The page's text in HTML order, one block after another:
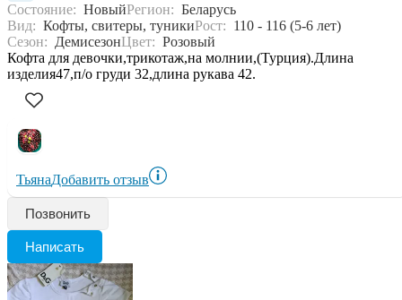
Состояние: НовыйРегион: Беларусь
Вид: Кофты, свитеры, туникиРост: 110 - 116 (5-6 лет)
Сезон: ДемисезонЦвет: Розовый
Кофта для девочки,трикотаж,на молнии,(Турция).Длина
изделия47,п/о груди 32,длина рукава 42.
ТьянаДобавить отзыв
Позвонить
Написать